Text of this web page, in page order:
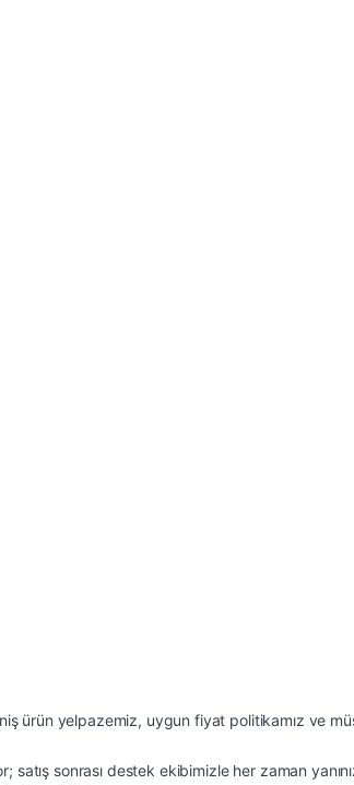
ürün yelpazemiz, uygun fiyat politikamız ve
sonrası destek ekibimizle her zaman